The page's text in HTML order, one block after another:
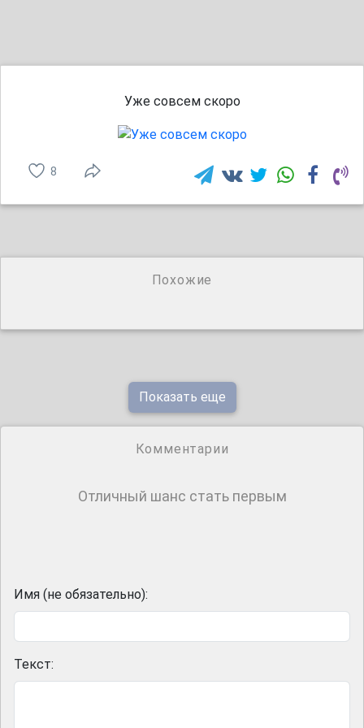
Уже совсем скоро
8
Похожие
Показать еще
Комментарии
Отличный шанс стать первым
Имя (не обязательно):
Текст: